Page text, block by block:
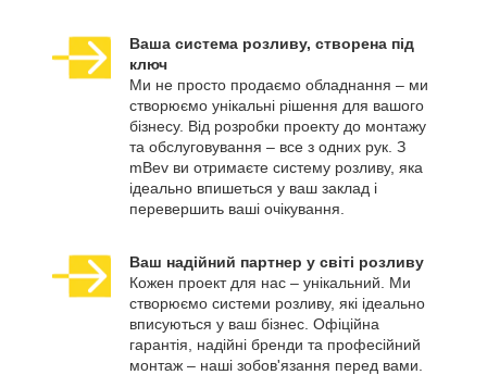
Ваша система розливу, створена під
ключ
Ми не просто продаємо обладнання – ми
створюємо унікальні рішення для вашого
бізнесу. Від розробки проекту до монтажу
та обслуговування – все з одних рук. З
mBev ви отримаєте систему розливу, яка
ідеально впишеться у ваш заклад і
перевершить ваші очікування.
Ваш надійний партнер у світі розливу
Кожен проект для нас – унікальний. Ми
створюємо системи розливу, які ідеально
вписуються у ваш бізнес. Офіційна
гарантія, надійні бренди та професійний
монтаж – наші зобов'язання перед вами.